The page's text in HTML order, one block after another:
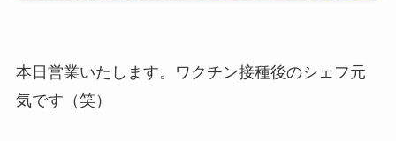
本日営業いたします。ワクチン接種後のシェフ元
気です（笑）